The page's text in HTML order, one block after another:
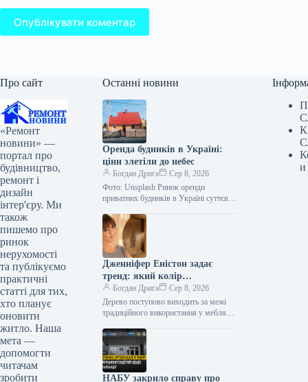
Опублікувати коментар
Про сайт
«Ремонт
новини» —
портал про
будівництво,
ремонт і
дизайн
інтер'єру. Ми
також
пишемо про
ринок
нерухомості
та публікуємо
практичні
статті для тих,
хто планує
оновити
житло. Наша
мета —
допомогти
читачам
зробити
Останні новини
Оренда будинків в Україні:
ціни злетіли до небес
Богдан Дрига
Сер 8, 2026
Фото: Unsplash Ринок оренди
приватних будинків в Україні суттєво
повномасштабної війни. У деяких
областях медіанні ціни зросли…
Дженніфер Еністон задає
тренд: який колір
домінуватиме у ванних
кімнатах 2027 року
Богдан Дрига
Сер 8, 2026
Дерево поступово виходить за межі
традиційного використання у меблях
частіше стаючи матеріалом для
оформлення цілих стін…
НАБУ закрило справу про
и